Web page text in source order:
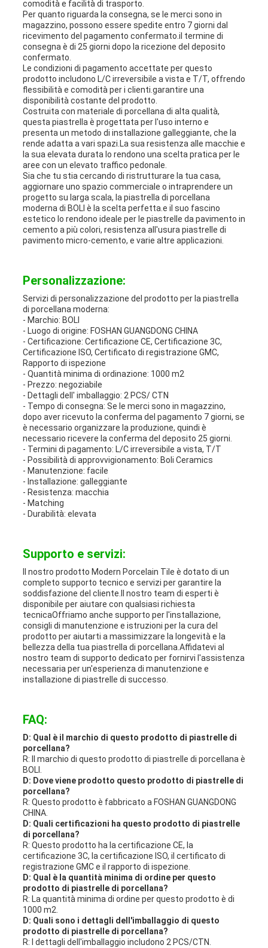
comodità e facilità di trasporto.
Per quanto riguarda la consegna, se le merci sono in
magazzino, possono essere spedite entro 7 giorni dal
ricevimento del pagamento confermato.il termine di
consegna è di 25 giorni dopo la ricezione del deposito
confermato.
Le condizioni di pagamento accettate per questo
prodotto includono L/C irreversibile a vista e T/T, offrendo
flessibilità e comodità per i clienti.garantire una
disponibilità costante del prodotto.
Costruita con materiale di porcellana di alta qualità,
questa piastrella è progettata per l'uso interno e
presenta un metodo di installazione galleggiante, che la
rende adatta a vari spazi.La sua resistenza alle macchie e
la sua elevata durata lo rendono una scelta pratica per le
aree con un elevato traffico pedonale.
Sia che tu stia cercando di ristrutturare la tua casa,
aggiornare uno spazio commerciale o intraprendere un
progetto su larga scala, la piastrella di porcellana
moderna di BOLI è la scelta perfetta.e il suo fascino
estetico lo rendono ideale per le piastrelle da pavimento in
cemento a più colori, resistenza all'usura piastrelle di
pavimento micro-cemento, e varie altre applicazioni.
Personalizzazione:
Servizi di personalizzazione del prodotto per la piastrella
di porcellana moderna:
- Marchio: BOLI
- Luogo di origine: FOSHAN GUANGDONG CHINA
- Certificazione: Certificazione CE, Certificazione 3C,
Certificazione ISO, Certificato di registrazione GMC,
Rapporto di ispezione
- Quantità minima di ordinazione: 1000 m2
- Prezzo: negoziabile
- Dettagli dell' imballaggio: 2 PCS/ CTN
- Tempo di consegna: Se le merci sono in magazzino,
dopo aver ricevuto la conferma del pagamento 7 giorni, se
è necessario organizzare la produzione, quindi è
necessario ricevere la conferma del deposito 25 giorni.
- Termini di pagamento: L/C irreversibile a vista, T/T
- Possibilità di approvvigionamento: Boli Ceramics
- Manutenzione: facile
- Installazione: galleggiante
- Resistenza: macchia
- Matching
- Durabilità: elevata
Supporto e servizi:
Il nostro prodotto Modern Porcelain Tile è dotato di un
completo supporto tecnico e servizi per garantire la
soddisfazione del cliente.Il nostro team di esperti è
disponibile per aiutare con qualsiasi richiesta
tecnicaOffriamo anche supporto per l'installazione,
consigli di manutenzione e istruzioni per la cura del
prodotto per aiutarti a massimizzare la longevità e la
bellezza della tua piastrella di porcellana.Affidatevi al
nostro team di supporto dedicato per fornirvi l'assistenza
necessaria per un'esperienza di manutenzione e
installazione di piastrelle di successo.
FAQ:
D: Qual è il marchio di questo prodotto di piastrelle di
porcellana?
R: Il marchio di questo prodotto di piastrelle di porcellana è
BOLI.
D: Dove viene prodotto questo prodotto di piastrelle di
porcellana?
R: Questo prodotto è fabbricato a FOSHAN GUANGDONG
CHINA.
D: Quali certificazioni ha questo prodotto di piastrelle
di porcellana?
R: Questo prodotto ha la certificazione CE, la
certificazione 3C, la certificazione ISO, il certificato di
registrazione GMC e il rapporto di ispezione.
D: Qual è la quantità minima di ordine per questo
prodotto di piastrelle di porcellana?
R: La quantità minima di ordine per questo prodotto è di
1000 m2.
D: Quali sono i dettagli dell'imballaggio di questo
prodotto di piastrelle di porcellana?
R: I dettagli dell'imballaggio includono 2 PCS/CTN.